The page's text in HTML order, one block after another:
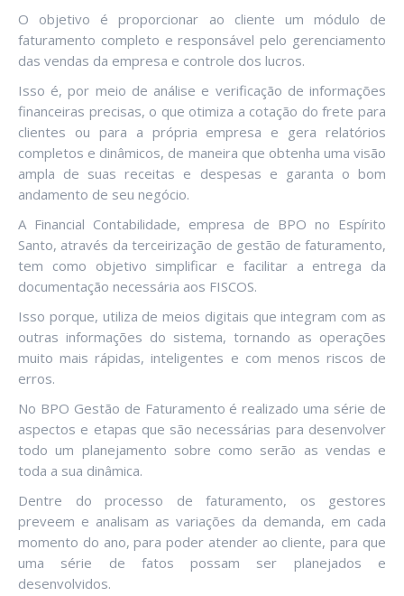
O objetivo é proporcionar ao cliente um módulo de
faturamento completo e responsável pelo gerenciamento
das vendas da empresa e controle dos lucros.
Isso é, por meio de análise e verificação de informações
financeiras precisas, o que otimiza a cotação do frete para
clientes ou para a própria empresa e gera relatórios
completos e dinâmicos, de maneira que obtenha uma visão
ampla de suas receitas e despesas e garanta o bom
andamento de seu negócio.
A Financial Contabilidade, empresa de BPO no Espírito
Santo, através da terceirização de gestão de faturamento,
tem como objetivo simplificar e facilitar a entrega da
documentação necessária aos FISCOS.
Isso porque, utiliza de meios digitais que integram com as
outras informações do sistema, tornando as operações
muito mais rápidas, inteligentes e com menos riscos de
erros.
No BPO Gestão de Faturamento é realizado uma série de
aspectos e etapas que são necessárias para desenvolver
todo um planejamento sobre como serão as vendas e
toda a sua dinâmica.
Dentre do processo de faturamento, os gestores
preveem e analisam as variações da demanda, em cada
momento do ano, para poder atender ao cliente, para que
uma série de fatos possam ser planejados e
desenvolvidos.